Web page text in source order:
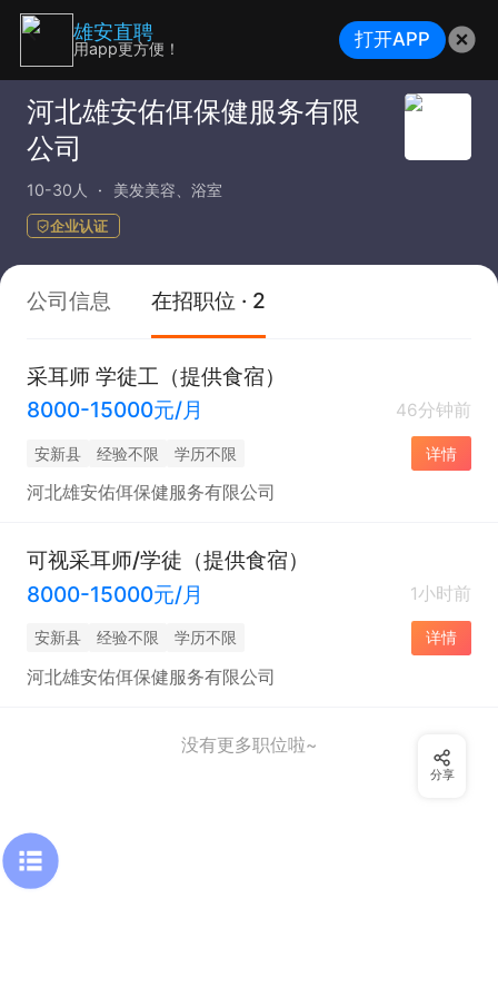
河北雄安佑佴保健服务有限
公司
10-30人 美发美容、浴室
企业认证
公司信息 在招职位 · 2
采耳师 学徒工（提供食宿）
8000-15000元/月
46分钟前
安新县 经验不限 学历不限 详情
河北雄安佑佴保健服务有限公司
可视采耳师/学徒（提供食宿）
8000-15000元/月
1小时前
安新县 经验不限 学历不限 详情
河北雄安佑佴保健服务有限公司
没有更多职位啦~
分享
雄安直聘
用app更方便！ 打开APP